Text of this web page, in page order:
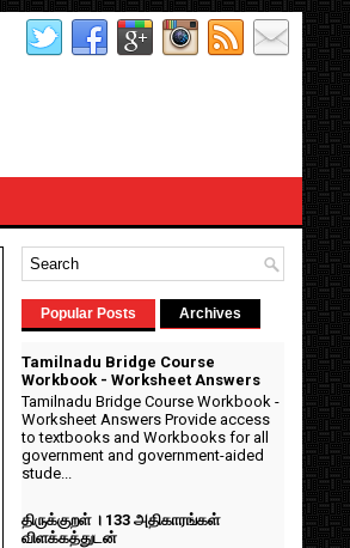
Popular Posts Archives
Tamilnadu Bridge Course
Workbook - Worksheet Answers
Tamilnadu Bridge Course Workbook -
Worksheet Answers Provide access
to textbooks and Workbooks for all
government and government-aided
stude...
திருக்குறள் । 133 அதிகாரங்கள்
விளக்கத்துடன்